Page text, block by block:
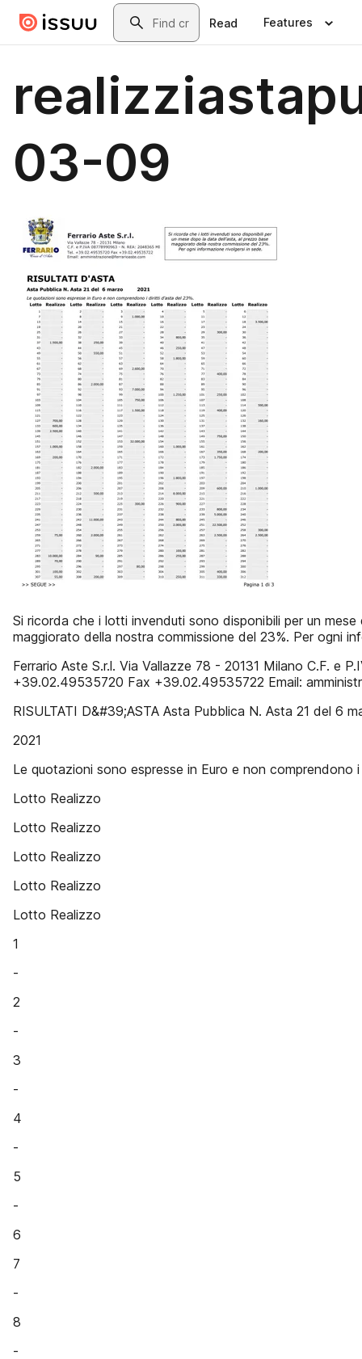
Skip to main contentSearch
Read Features
03-09
Si ricorda che i lotti invenduti sono disponibili per un
maggiorato della nostra commissione del 23%. Per ogni
Ferrario Aste S.r.l. Via Vallazze 78 - 20131 Milano C.F. e
+39.02.49535720 Fax +39.02.49535722 Email:
RISULTATI D&#39;ASTA Asta Pubblica N. Asta 21 del 6
2021
Le quotazioni sono espresse in Euro e non
Lotto Realizzo
Lotto Realizzo
Lotto Realizzo
Lotto Realizzo
Lotto Realizzo
1
-
2
-
3
-
4
-
5
-
6
7
-
8
-